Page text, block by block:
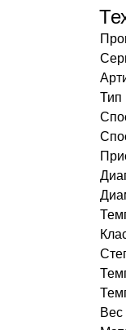
Тип
Вес